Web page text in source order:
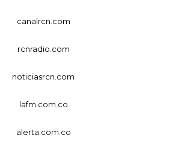
canalrcn.com
rcnradio.com
noticiasrcn.com
lafm.com.co
alerta.com.co